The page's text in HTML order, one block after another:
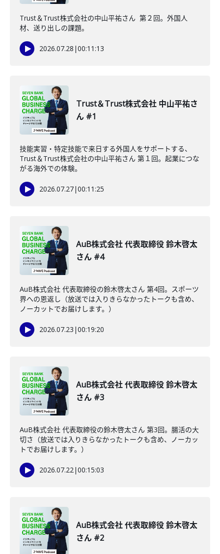
Trust＆Trust株式会社の中山平祐さん 第２回。外国人
材、送り出しの課題。
2026.07.28 |00:11:13
Trust＆Trust株式会社 中山平祐さ
ん #1
技能実習・特定技能で来日する外国人をサポートする、
Trust＆Trust株式会社の中山平祐さん 第１回。起業につな
がる海外での体験。
2026.07.27|00:11:25
AuB株式会社 代表取締役 鈴木啓太
さん #4
AuB株式会社 代表取締役の鈴木啓太さん 第4回。スポーツ
界への恩返し（放送では入りきらなかったトークも含め、
ノーカットでお届けします。）
2026.07.23 |00:19:20
AuB株式会社 代表取締役 鈴木啓太
さん #3
AuB株式会社 代表取締役の鈴木啓太さん 第3回。腸活の大
切さ（放送では入りきらなかったトークも含め、ノーカッ
トでお届けします。）
2026.07.22|00:15:03
AuB株式会社 代表取締役 鈴木啓太
さん #2